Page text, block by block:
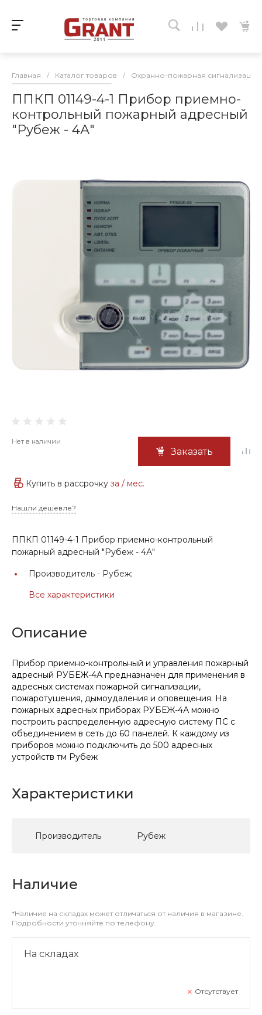
Главная / Каталог товаров / Охранно-пожарная сигнализация
ППКП 01149-4-1 Прибор приемно-
контрольный пожарный адресный
"Рубеж - 4А"
Нет в наличии
Заказать
Купить в рассрочку за / мес.
Нашли дешевле?
ППКП 01149-4-1 Прибор приемно-контрольный
пожарный адресный "Рубеж - 4А"
Производитель - Рубеж;
Все характеристики
Описание
Прибор приемно-контрольный и управления пожарный
адресный РУБЕЖ-4А предназначен для применения в
адресных системах пожарной сигнализации,
пожаротушения, дымоудаления и оповещения. На
пожарных адресных приборах РУБЕЖ-4А можно
построить распределенную адресную систему ПС с
объединением в сеть до 60 панелей. К каждому из
приборов можно подключить до 500 адресных
устройств тм Рубеж
Характеристики
Производитель Рубеж
Наличие
*Наличие на складах может отличаться от наличия в магазине.
Подробности уточняйте по телефону.
На складах
Отсутствует